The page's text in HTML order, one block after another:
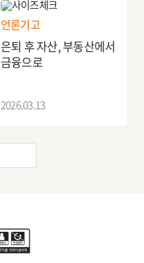
언론기고
은퇴 후 자산, 부동산에서
금융으로
2026.03.13